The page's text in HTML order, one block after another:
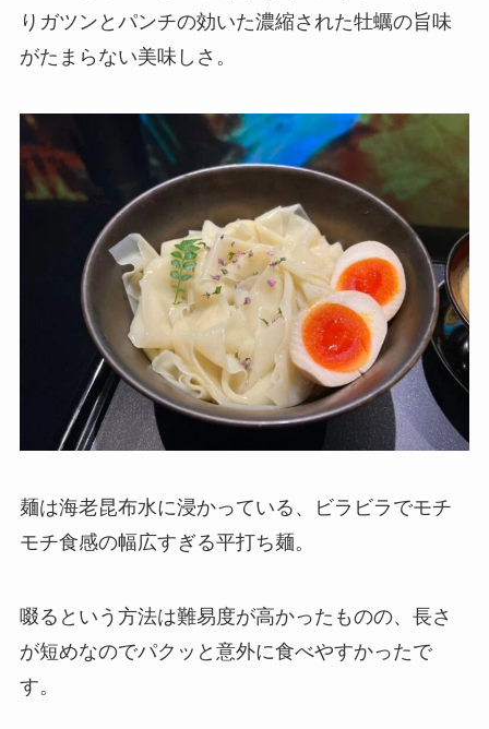
りガツンとパンチの効いた濃縮された牡蠣の旨味
がたまらない美味しさ。
麺は海老昆布水に浸かっている、ビラビラでモチ
モチ食感の幅広すぎる平打ち麺。
啜るという方法は難易度が高かったものの、長さ
が短めなのでパクッと意外に食べやすかったで
す。